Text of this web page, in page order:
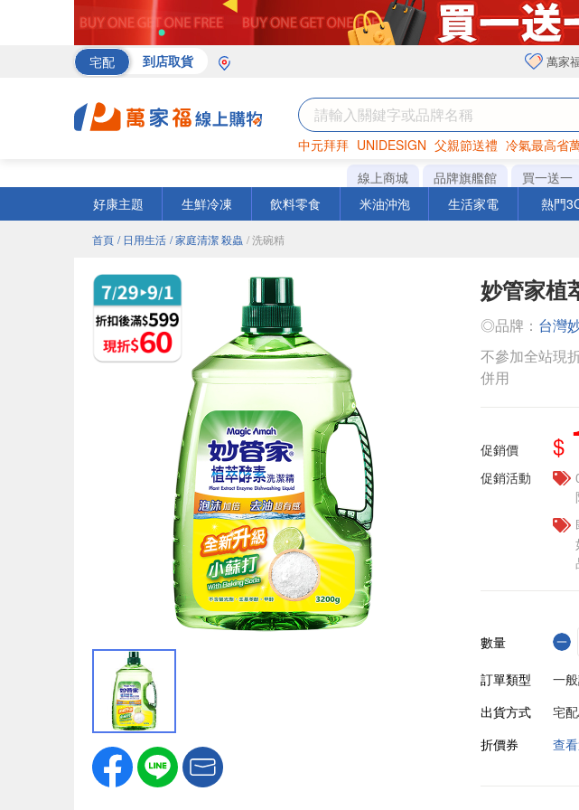
宅配 到店取貨 萬家
中元拜拜 UNIDESIGN 父親節送禮 冷氣最高省
巧克力 罐頭 衛生紙
線上商城 品牌旗艦館 買一送一
好康主題
生鮮冷凍 飲料零食 米油沖泡 生活家電 熱門
首頁 / 日用生活 / 家庭清潔 殺蟲 / 洗碗精
妙管家植
◎品牌： 台灣
不參加全站現
併用
促銷價 $
促銷活動
數量
訂單類型
一
出貨方式
宅
折價券
查